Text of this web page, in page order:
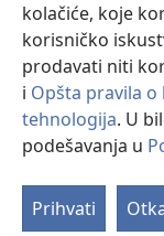
kolačiće, koje
korisničko
prodavati niti
i Opšta pravila
tehnologija. U
podešavanja u
Prihvati
Watchtower
Copyright© 2026
PRAVILA KORIŠĆENJA